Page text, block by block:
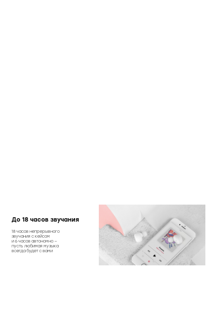
До 18 часов звучания
18 часов непрерывного
звучания с кейсом
и 6 часов автономно —
пусть любимая музыка
всегда будет с вами